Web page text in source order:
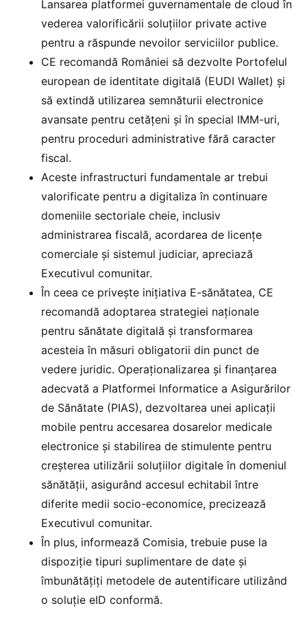
Lansarea platformei guvernamentale de cloud în
vederea valorificării soluţiilor private active
pentru a răspunde nevoilor serviciilor publice.
CE recomandă României să dezvolte Portofelul
european de identitate digitală (EUDI Wallet) şi
să extindă utilizarea semnăturii electronice
avansate pentru cetăţeni şi în special IMM-uri,
pentru proceduri administrative fără caracter
fiscal.
Aceste infrastructuri fundamentale ar trebui
valorificate pentru a digitaliza în continuare
domeniile sectoriale cheie, inclusiv
administrarea fiscală, acordarea de licenţe
comerciale şi sistemul judiciar, apreciază
Executivul comunitar.
În ceea ce priveşte iniţiativa E-sănătatea, CE
recomandă adoptarea strategiei naţionale
pentru sănătate digitală şi transformarea
acesteia în măsuri obligatorii din punct de
vedere juridic. Operaţionalizarea şi finanţarea
adecvată a Platformei Informatice a Asigurărilor
de Sănătate (PIAS), dezvoltarea unei aplicaţii
mobile pentru accesarea dosarelor medicale
electronice şi stabilirea de stimulente pentru
creşterea utilizării soluţiilor digitale în domeniul
sănătăţii, asigurând accesul echitabil între
diferite medii socio-economice, precizează
Executivul comunitar.
În plus, informează Comisia, trebuie puse la
dispoziţie tipuri suplimentare de date şi
îmbunătăţiţi metodele de autentificare utilizând
o soluţie eID conformă.